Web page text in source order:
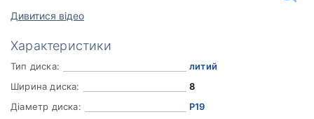
Дивитися відео
Характеристики
Тип диска:
литий
Ширина диска:
8
Діаметр диска:
Р19